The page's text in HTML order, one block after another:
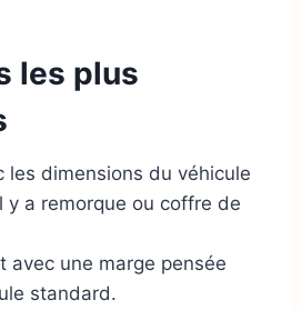
les plus
les dimensions du véhicule
y a remorque ou coffre de
avec une marge pensée
standard.